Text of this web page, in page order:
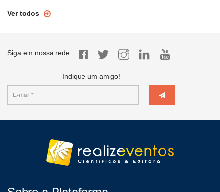
Ver todos
Siga em nossa rede:
Indique um amigo!